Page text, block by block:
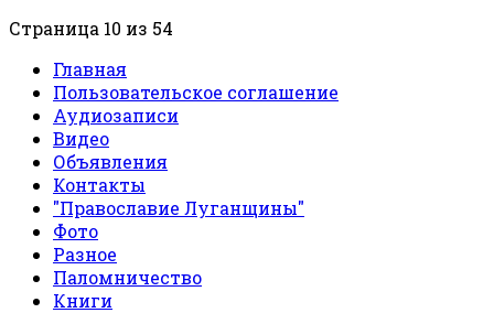
Страница 10 из 54
Главная
Пользовательское соглашение
Аудиозаписи
Видео
Объявления
Контакты
"Православие Луганщины"
Фото
Разное
Паломничество
Книги